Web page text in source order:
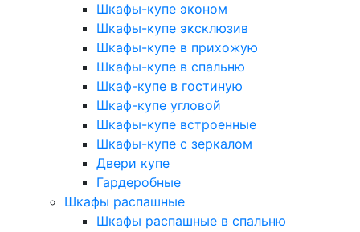
Шкафы-купе эконом
Шкафы-купе эксклюзив
Шкафы-купе в прихожую
Шкафы-купе в спальню
Шкаф-купе в гостиную
Шкаф-купе угловой
Шкафы-купе встроенные
Шкафы-купе с зеркалом
Двери купе
Гардеробные
Шкафы распашные
Шкафы распашные в спальню